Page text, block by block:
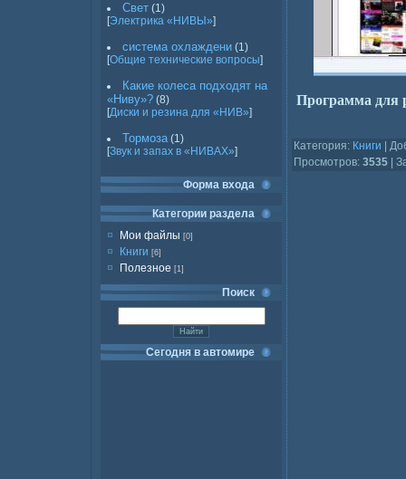
Свет (1)
[Электрика «НИВЫ»]
система охлаждени (1)
[Общие технические вопросы]
Какие колеса подходят на
«Ниву»? (8)
[Диски и резина для «НИВ»]
Тормоза (1)
[Звук и запах в «НИВАХ»]
Форма входа
Категории раздела
Мои файлы [0]
Книги [6]
Полезное [1]
Поиск
Сегодня в автомире
Программа для
Категория: Книги
Просмотров: 3535